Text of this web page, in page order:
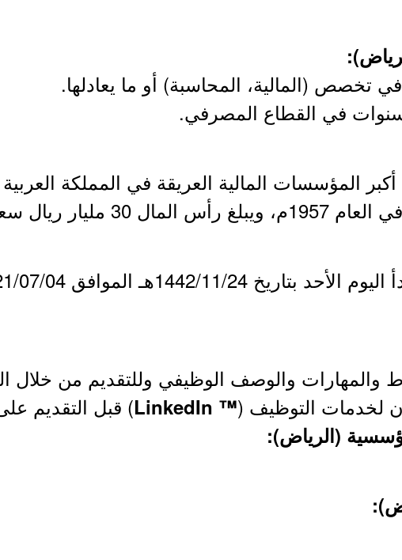
تخصص (المالية، المحاسبة) أو ما يعادلها.
المؤسسات المالية العريقة في المملكة
مليار ريال سعودي.
والمهارات والوصف الوظيفي وللتقديم من خلال
لخدمات التوظيف (™ LinkedIn ) قبل التقديم